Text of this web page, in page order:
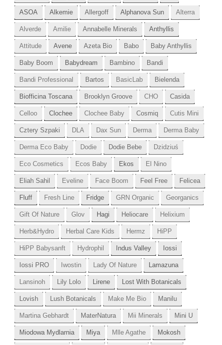
ASOA Alkemie Allergoff Alphanova Sun Alterra
Alverde Amilie Annabelle Minerals Anthyllis
Attitude Avene Azeta Bio Babo Baby Anthyllis
Baby Boom Babydream Bambino Bandi
Bandi Professional Bartos BasicLab Bielenda
Biofficina Toscana Brooklyn Groove CHO Casida
Celloo Clochee Clochee Baby Cosmiq Cutis Mini
Cztery Szpaki DLA Dax Sun Derma Derma Baby
Derma Eco Baby Dodie Dodie Bebe Dzidziuś
Eco Cosmetics Ecos Baby Ekos El Nino
Eliah Sahil Eveline Face Boom Feel Free Felicea
Fluff Fresh Line Fridge GRN Organic Georganics
Gift Of Nature Glov Hagi Heliocare Helixium
Herb&Hydro Herbal Care Kids Hermz HiPP
HiPP Babysanft Hydrophil Indus Valley Iossi
Iossi PRO Iwostin Lady Of Nature Lamazuna
Lansinoh Lily Lolo Lirene Lost With Botanicals
Lovish Lush Botanicals Make Me Bio Manilu
Martina Gebhardt MaterNatura Mii Minerals Mini U
Miodowa Mydlarnia Miya Mlle Agathe Mokosh